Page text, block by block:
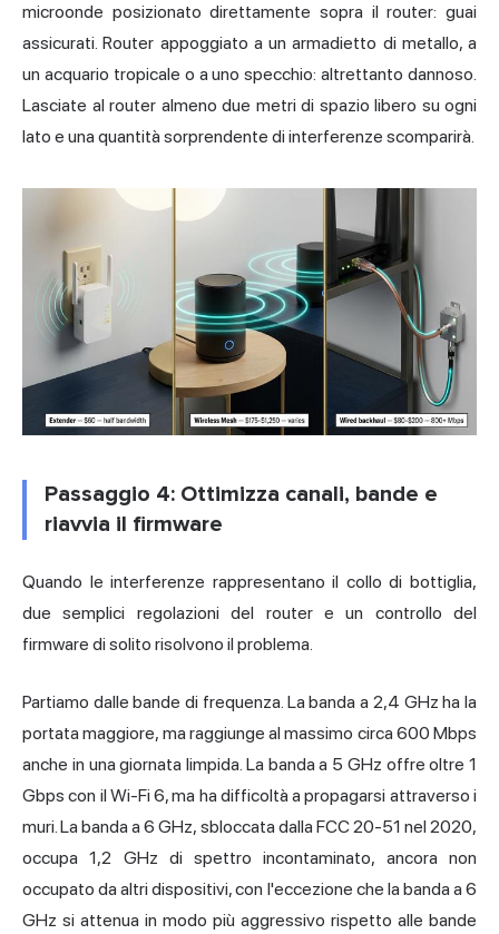
microonde posizionato direttamente sopra il router: guai
assicurati. Router appoggiato a un armadietto di metallo, a
un acquario tropicale o a uno specchio: altrettanto dannoso.
Lasciate al router almeno due metri di spazio libero su ogni
lato e una quantità sorprendente di interferenze scomparirà.
Passaggio 4: Ottimizza canali, bande e
riavvia il firmware
Quando le interferenze rappresentano il collo di bottiglia,
due semplici regolazioni del router e un controllo del
firmware di solito risolvono il problema.
Partiamo dalle bande di frequenza. La banda a 2,4 GHz ha la
portata maggiore, ma raggiunge al massimo circa 600 Mbps
anche in una giornata limpida. La banda a 5 GHz offre oltre 1
Gbps con il Wi-Fi 6, ma ha difficoltà a propagarsi attraverso i
muri. La banda a 6 GHz, sbloccata dalla FCC 20-51 nel 2020,
occupa 1,2 GHz di spettro incontaminato, ancora non
occupato da altri dispositivi, con l'eccezione che la banda a 6
GHz si attenua in modo più aggressivo rispetto alle bande